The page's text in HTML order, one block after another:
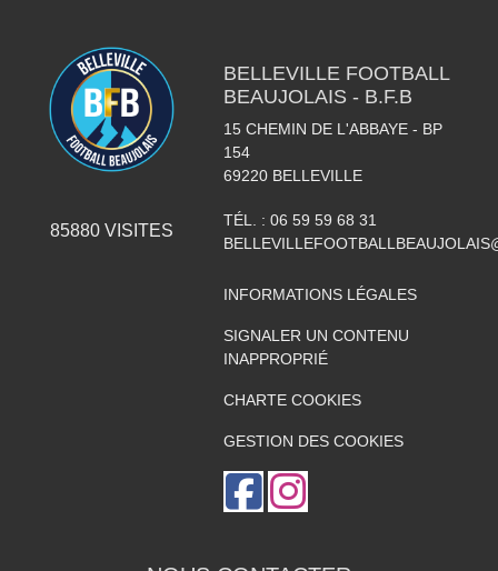
85880VISITES
BELLEVILLE FOOTBALL
BEAUJOLAIS - B.F.B
15 CHEMIN DE L'ABBAYE - BP
154
69220 BELLEVILLE
TÉL. : 06 59 59 68 31
INFORMATIONS LÉGALES
SIGNALER UN CONTENU
INAPPROPRIÉ
CHARTE COOKIES
GESTION DES COOKIES